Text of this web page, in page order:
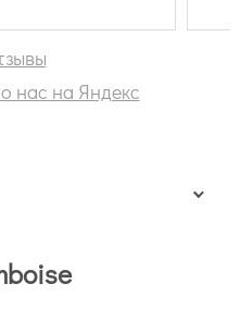
нас на Яндекс